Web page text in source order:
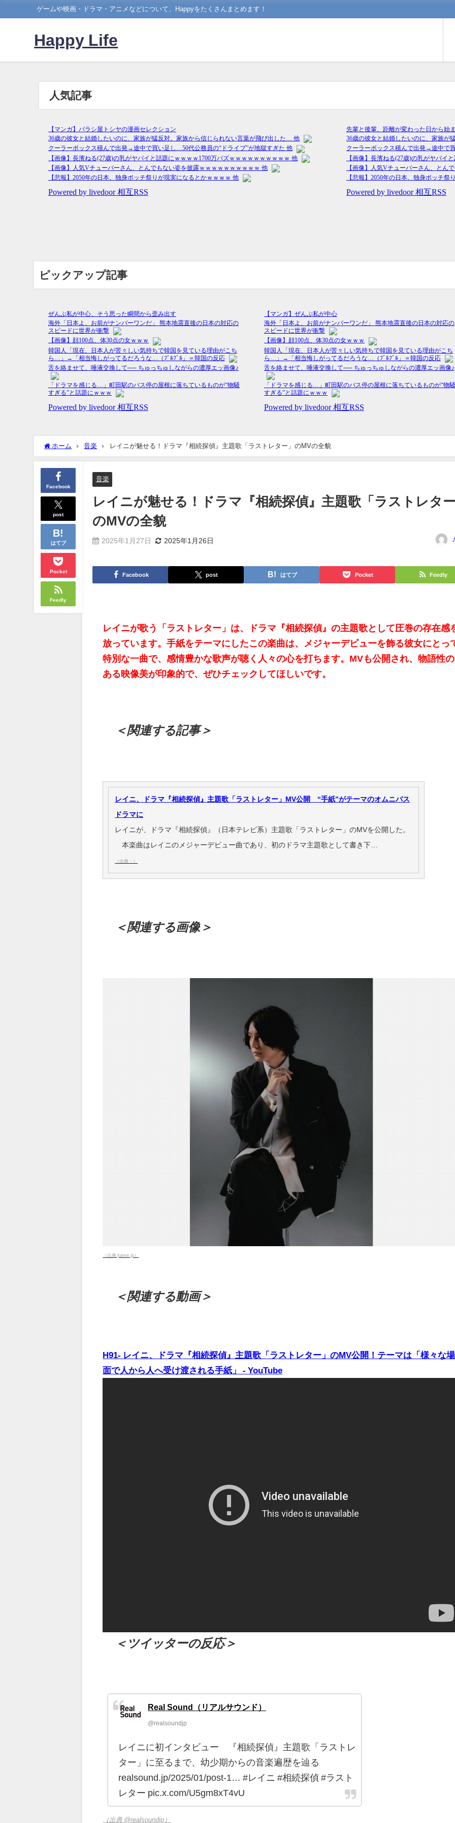
ゲームや映画・ドラマ・アニメなどについて、Happyをたくさんまとめます！
Happy Life
人気記事
ピックアップ記事
ホーム 音楽 レイニが魅せる！ドラマ『相続探偵』主題歌「ラストレター」のMVの全貌
Facebook
post
はてブ
Pocket
Feedly
音楽
レイニが魅せる！ドラマ『相続探偵』主題歌「ラストレタ
のMVの全貌
2025年1月27日 2025年1月26日
Facebook post はてブ Pocket Feedly
レイニが歌う「ラストレター」は、ドラマ『相続探偵』の主題歌として圧巻の存在感
放っています。手紙をテーマにしたこの楽曲は、メジャーデビューを飾る彼女にとっ
特別な一曲で、感情豊かな歌声が聴く人々の心を打ちます。MVも公開され、物語性の
ある映像美が印象的で、ぜひチェックしてほしいです。
＜関連する記事＞
レイニ、ドラマ『相続探偵』主題歌「ラストレター」MV公開 “手紙”がテーマのオムニバス
ドラマに
レイニが、ドラマ『相続探偵』（日本テレビ系）主題歌「ラストレター」のMVを公開した。
本楽曲はレイニのメジャーデビュー曲であり、初のドラマ主題歌として書き下…
（出典：）
＜関連する画像＞
（出典 jtame.jp）
＜関連する動画＞
H91- レイニ、ドラマ『相続探偵』主題歌「ラストレター」のMV公開！テーマは「様々な場
面で人から人へ受け渡される手紙」 - YouTube
＜ツイッターの反応＞
Real Sound（リアルサウンド）
@realsoundjp
レイニに初インタビュー 『相続探偵』主題歌「ラストレ
ター」に至るまで、幼少期からの音楽遍歴を辿る
realsound.jp/2025/01/post-1… #レイニ #相続探偵 #ラスト
レター pic.x.com/U5gm8xT4vU
（出典 @realsoundjp）